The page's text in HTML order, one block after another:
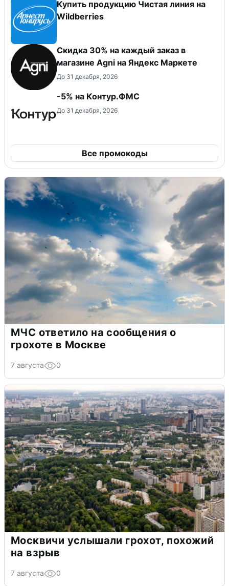
Купить продукцию Чистая линия на
Wildberries
Скидка 30% на каждый заказ в
магазине Agni на Яндекс Маркете
До 31 декабря, 2026
-5% на Контур.ФМС
До 31 декабря, 2026
Все промокоды
МЧС ответило на сообщения о
грохоте в Москве
7 августа 0
Москвичи услышали грохот, похожий
на взрыв
7 августа 0